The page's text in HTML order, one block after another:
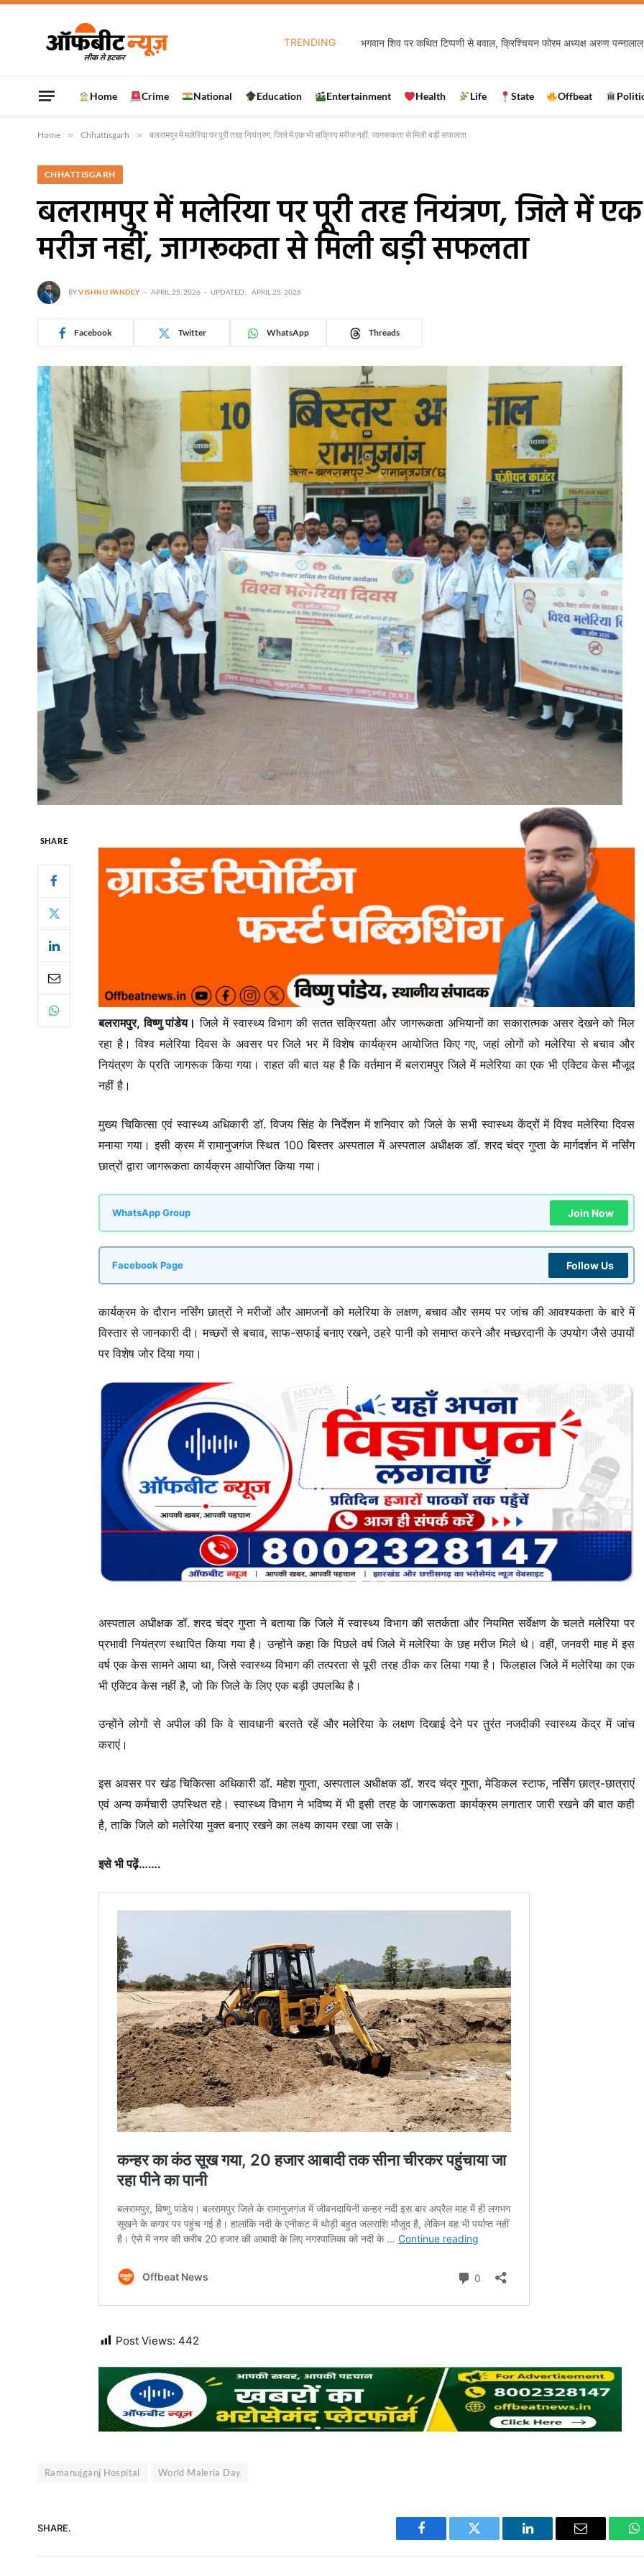
TRENDING बड़कागांव में मुठभेड़ के बाद खुला बड़ा राज, पैर में गोली लगने के बाद पकड़ा गया
Home Crime National Education Entertainment Health Life State Offbeat
Home » Chhattisgarh » बलरामपुर में मलेरिया पर पूरी तरह नियंत्रण, जिले में एक भी सक्रिय मरीज नहीं, जागरूकता से मिली बड़ी सफलता
CHHATTISGARH
बलरामपुर में मलेरिया पर पूरी तरह नियंत्रण, जिले में
मरीज नहीं, जागरूकता से मिली बड़ी सफलता
BYVISHNU PANDEY APRIL 25, 2026 UPDATED: APRIL 25, 2026
Facebook Twitter WhatsApp Threads
SHARE
बलरामपुर, विष्णु पांडेय। जिले में स्वास्थ्य विभाग की सतत सक्रियता और जागरूकता अभियानों का सकारात्मक असर देखने को मिल
रहा है। विश्व मलेरिया दिवस के अवसर पर जिले भर में विशेष कार्यक्रम आयोजित किए गए, जहां लोगों को मलेरिया से बचाव और
नियंत्रण के प्रति जागरूक किया गया। राहत की बात यह है कि वर्तमान में बलरामपुर जिले में मलेरिया का एक भी एक्टिव केस मौजूद
नहीं है।
मुख्य चिकित्सा एवं स्वास्थ्य अधिकारी डॉ. विजय सिंह के निर्देशन में शनिवार को जिले के सभी स्वास्थ्य केंद्रों में विश्व मलेरिया दिवस
मनाया गया। इसी क्रम में रामानुजगंज स्थित 100 बिस्तर अस्पताल में अस्पताल अधीक्षक डॉ. शरद चंद्र गुप्ता के मार्गदर्शन में नर्सिंग
छात्रों द्वारा जागरूकता कार्यक्रम आयोजित किया गया।
WhatsApp Group Join Now
Facebook Page Follow Us
कार्यक्रम के दौरान नर्सिंग छात्रों ने मरीजों और आमजनों को मलेरिया के लक्षण, बचाव और समय पर जांच की आवश्यकता के बारे में
विस्तार से जानकारी दी। मच्छरों से बचाव, साफ-सफाई बनाए रखने, ठहरे पानी को समाप्त करने और मच्छरदानी के उपयोग जैसे उपायों
पर विशेष जोर दिया गया।
अस्पताल अधीक्षक डॉ. शरद चंद्र गुप्ता ने बताया कि जिले में स्वास्थ्य विभाग की सतर्कता और नियमित सर्वेक्षण के चलते मलेरिया पर
प्रभावी नियंत्रण स्थापित किया गया है। उन्होंने कहा कि पिछले वर्ष जिले में मलेरिया के छह मरीज मिले थे। वहीं, जनवरी माह में इस
वर्ष एक केस सामने आया था, जिसे स्वास्थ्य विभाग की तत्परता से पूरी तरह ठीक कर लिया गया है। फिलहाल जिले में मलेरिया का एक
भी एक्टिव केस नहीं है, जो कि जिले के लिए एक बड़ी उपलब्धि है।
उन्होंने लोगों से अपील की कि वे सावधानी बरतते रहें और मलेरिया के लक्षण दिखाई देने पर तुरंत नजदीकी स्वास्थ्य केंद्र में जांच
कराएं।
इस अवसर पर खंड चिकित्सा अधिकारी डॉ. महेश गुप्ता, अस्पताल अधीक्षक डॉ. शरद चंद्र गुप्ता, मेडिकल स्टाफ, नर्सिंग छात्र-छात्राएं
एवं अन्य कर्मचारी उपस्थित रहे। स्वास्थ्य विभाग ने भविष्य में भी इसी तरह के जागरूकता कार्यक्रम लगातार जारी रखने की बात कही
है, ताकि जिले को मलेरिया मुक्त बनाए रखने का लक्ष्य कायम रखा जा सके।
इसे भी पढ़ें…….
Post Views: 442
Ramanujganj Hospital World Maleria Day
SHARE.
Facebook Twitter LinkedIn Email